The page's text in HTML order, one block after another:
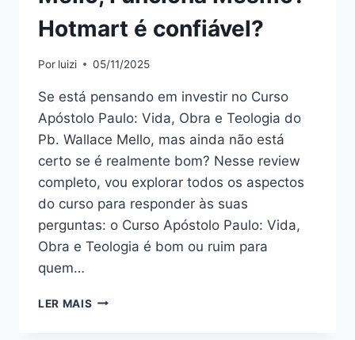
Hotmart é confiável?
Por luizi 05/11/2025
Se está pensando em investir no Curso
Apóstolo Paulo: Vida, Obra e Teologia do
Pb. Wallace Mello, mas ainda não está
certo se é realmente bom? Nesse review
completo, vou explorar todos os aspectos
do curso para responder às suas
perguntas: o Curso Apóstolo Paulo: Vida,
Obra e Teologia é bom ou ruim para
quem…
LER MAIS CURSO